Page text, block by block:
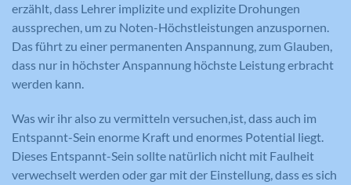
erzählt, dass Lehrer implizite und explizite Drohungen
aussprechen, um zu Noten-Höchstleistungen anzuspornen.
Das führt zu einer permanenten Anspannung, zum Glauben,
dass nur in höchster Anspannung höchste Leistung erbracht
werden kann.
Was wir ihr also zu vermitteln versuchen,ist, dass auch im
Entspannt-Sein enorme Kraft und enormes Potential liegt.
Dieses Entspannt-Sein sollte natürlich nicht mit Faulheit
verwechselt werden oder gar mit der Einstellung, dass es sich